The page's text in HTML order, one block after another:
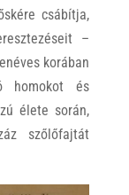
csábítja,
–
korában
homokot és
élete során,
szőlőfajtát